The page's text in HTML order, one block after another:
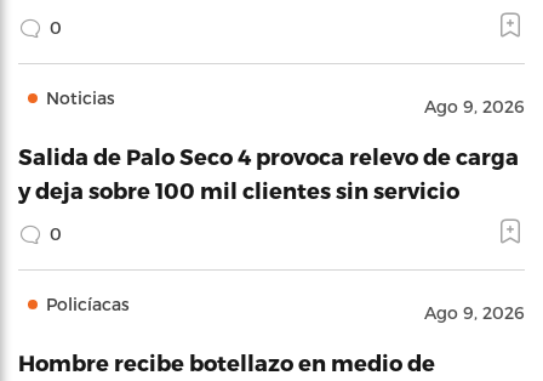
0
Noticias Ago 9, 2026
Salida de Palo Seco 4 provoca relevo de carga
y deja sobre 100 mil clientes sin servicio
0
Policíacas Ago 9, 2026
Hombre recibe botellazo en medio de